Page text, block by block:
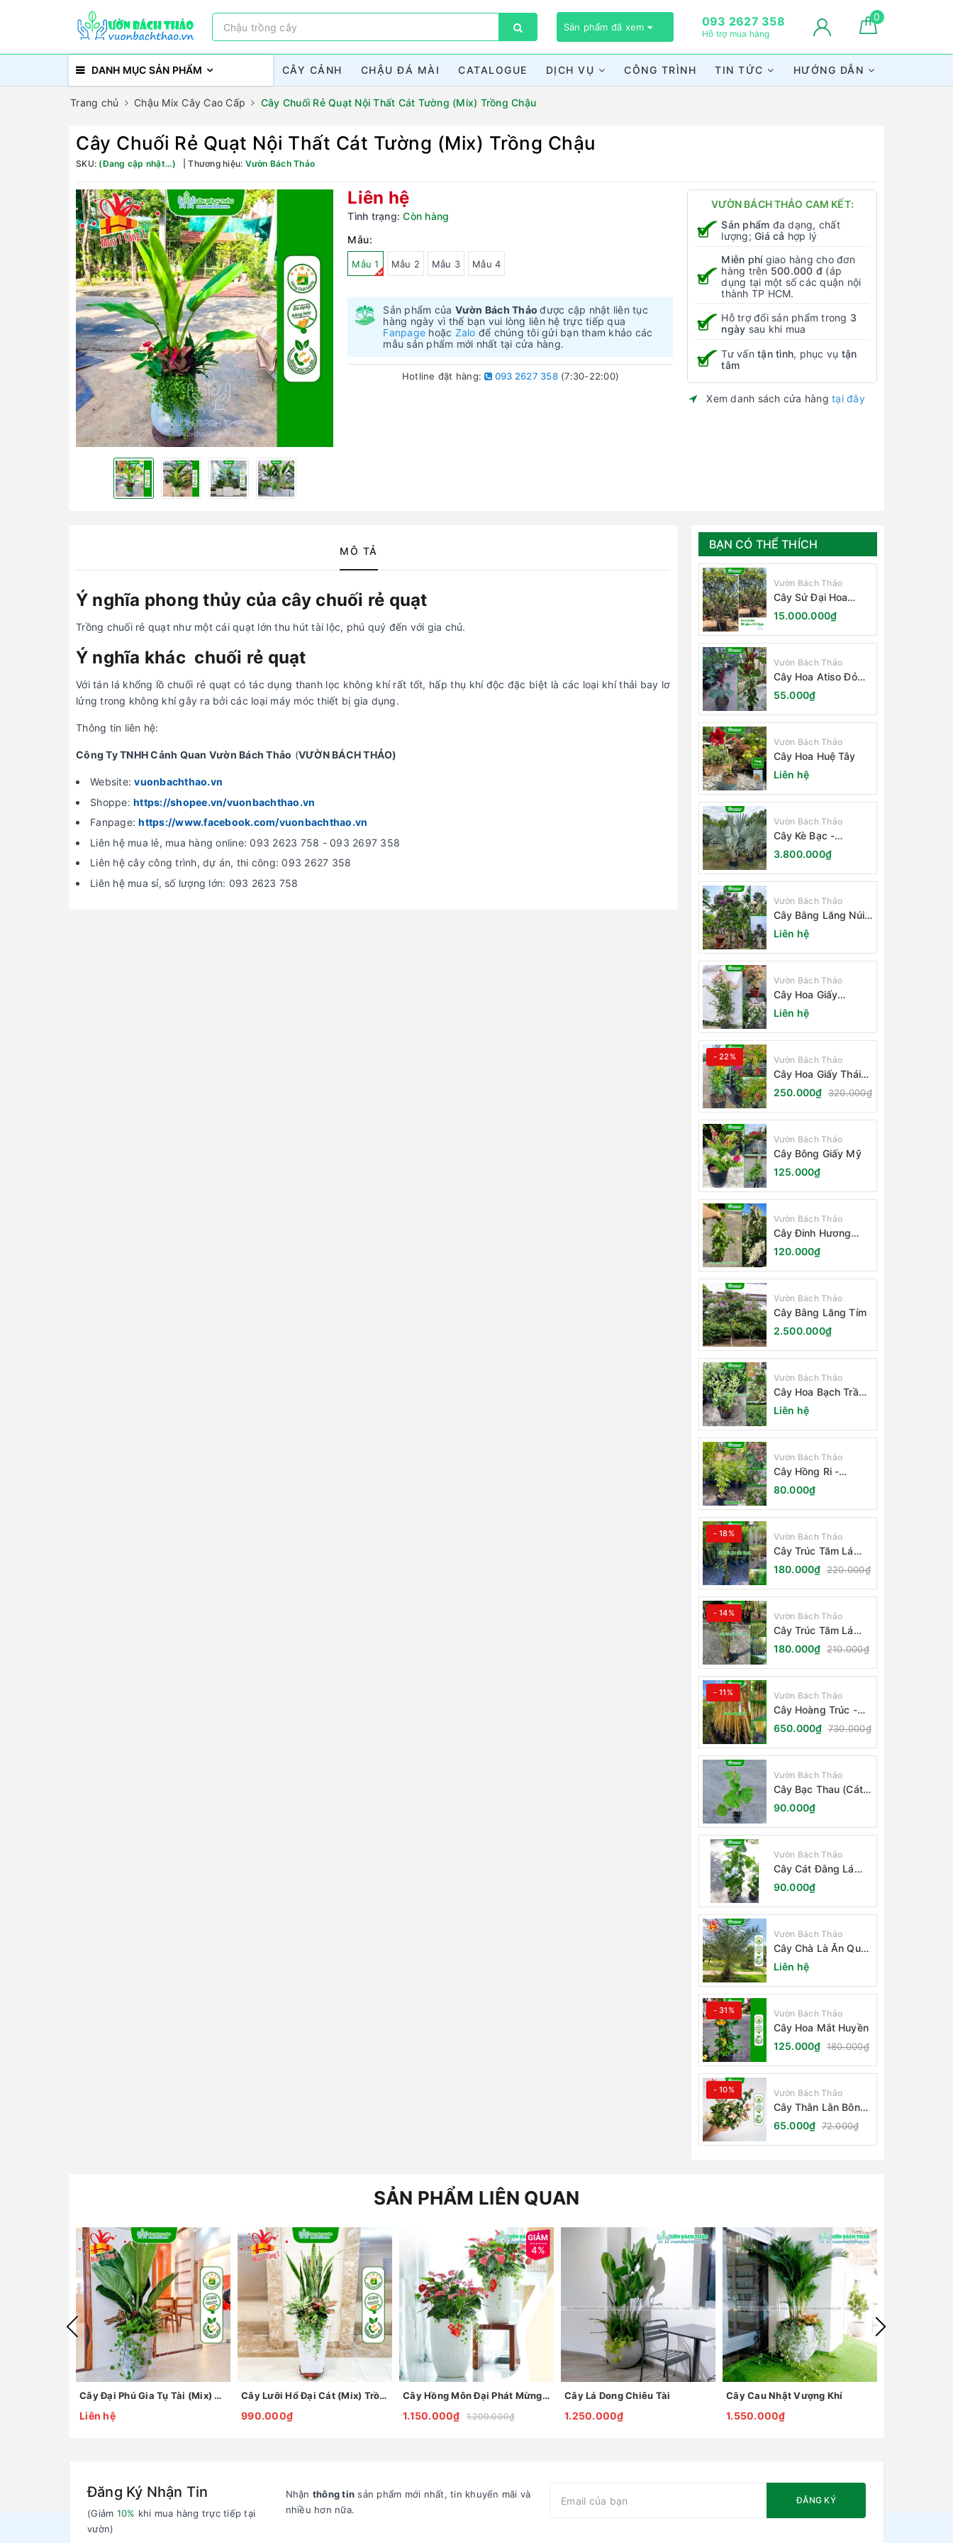
Sản phẩm đã xem 093 2627 358
Hỗ trợ mua hàng
0
DANH MỤC SẢN PHẨM CÂY CẢNH CHẬU ĐÁ MÀI CATALOGUE DỊCH VỤ CÔNG TRÌNH TIN TỨC HƯỚNG DẪN
Trang chủ Chậu Mix Cây Cao Cấp Cây Chuối Rẻ Quạt Nội Thất Cát Tường (Mix) Trồng Chậu
Cây Chuối Rẻ Quạt Nội Thất Cát Tường (Mix) Trồng Chậu
SKU: (Đang cập nhật...) Thương hiệu: Vườn Bách Thảo
Liên hệ
Tình trạng: Còn hàng
Mẫu:
Mẫu 1 Mẫu 2 Mẫu 3 Mẫu 4
Sản phẩm của Vườn Bách Thảođược cập nhật liên tục
hàng ngày vì thế bạn vui lòng liên hệ trực tiếp qua
Fanpage hoặc Zalo để chúng tôi gửi bạn tham khảo các
mẫu sản phẩm mới nhất tại cửa hàng.
Hotline đặt hàng: 093 2627 358(7:30-22:00)
VƯỜN BÁCH THẢO CAM KẾT:
Sản phẩm đa dạng, chất
lượng;Giá cả hợp lý
Miễn phígiao hàng cho đơn
hàng trên 500.000 đ (áp
dụng tại một số các quận nội
thành TP HCM.
Hỗ trợ đổi sản phẩm trong 3
ngày sau khi mua
Tư vấntận tình, phục vụ tận
tâm
Xem danh sách cửa hàngtại đây
MÔ TẢ
Ý nghĩa phong thủy của cây chuối rẻ quạt
Trồng chuối rẻ quạt như một cái quạt lớn thu hút tài lộc, phú quý đến với gia chủ.
Ý nghĩa khác chuối rẻ quạt
Với tán lá khổng lồ chuối rẻ quạt có tác dụng thanh lọc không khí rất tốt, hấp thụ khí độc đặc biệt là các loại khí thải bay lơ
lửng trong không khí gây ra bởi các loại máy móc thiết bị gia dụng.
Thông tin liên hệ:
Công Ty TNHH Cảnh Quan Vườn Bách Thảo (VƯỜN BÁCH THẢO)
Website:vuonbachthao.vn
Shoppe: https://shopee.vn/vuonbachthao.vn
Fanpage:https://www.facebook.com/vuonbachthao.vn
Liên hệ mua lẻ, mua hàng online: 093 2623 758 - 093 2697 358
Liên hệ cây công trình, dự án, thi công: 093 2627 358
Liên hệ mua sỉ, số lượng lớn: 093 2623 758
BẠN CÓ THỂ THÍCH
Vườn Bách Thảo
Cây Sứ Đại Hoa
Trắng
15.000.000₫
Vườn Bách Thảo
Cây Hoa Atiso Đỏ
(Bụt Gấm Hibiscus)
55.000₫
Vườn Bách Thảo
Cây Hoa Huệ Tây
Liên hệ
Vườn Bách Thảo
Cây Kè Bạc -
Smarckia Nobilis
3.800.000₫
Vườn Bách Thảo
Cây Bằng Lăng Núi
(Cây Săng Lẻ)
Liên hệ
Vườn Bách Thảo
Cây Hoa Giấy
Sakura Nhật Bản
Liên hệ
- 22% Vườn Bách Thảo
Cây Hoa Giấy Thái
Lan
250.000₫ 320.000₫
Vườn Bách Thảo
Cây Bông Giấy Mỹ
125.000₫
Vườn Bách Thảo
Cây Đinh Hương
Nhật Bản
120.000₫
Vườn Bách Thảo
Cây Bằng Lăng Tím
2.500.000₫
Vườn Bách Thảo
Cây Hoa Bạch Trầm
Hương
Liên hệ
Vườn Bách Thảo
Cây Hồng Ri -
Cleome Spinosa
80.000₫
- 18% Vườn Bách Thảo
Cây Trúc Tăm Lá
Cẩm Thạch
180.000₫ 220.000₫
- 14% Vườn Bách Thảo
Cây Trúc Tăm Lá
Xanh - Bambusa
Multiplex Fernleaf
180.000₫ 210.000₫
- 11% Vườn Bách Thảo
Cây Hoàng Trúc -
Schizostachyum
Brachycladum Yello
650.000₫ 730.000₫
Vườn Bách Thảo
Cây Bạc Thau (Cát
Đằng Lá Lớn)
90.000₫
Vườn Bách Thảo
Cây Cát Đằng Lá
Nhỏ
90.000₫
Vườn Bách Thảo
Cây Chà Là Ăn Quả
Barhee Trồng Sân
Vườn
Liên hệ
- 31% Vườn Bách Thảo
Cây Hoa Mắt Huyền
125.000₫ 180.000₫
- 10% Vườn Bách Thảo
Cây Thằn Lằn Bông
(Vảy Ốc Cẩm Thạch)
65.000₫ 72.000₫
SẢN PHẨM LIÊN QUAN
Cây Đại Phú Gia Tụ Tài (Mix) Trồng Chậu
Liên hệ
Cây Lưỡi Hổ Đại Cát (Mix) Trồng Chậu
990.000₫
4%
Cây Hồng Môn Đại Phát Mừng Khai Trương
1.150.000₫ 1.200.000₫
Cây Lá Dong Chiêu Tài
1.250.000₫
Cây Cau Nhật Vượng Khí
1.550.000₫
Đăng Ký Nhận Tin
(Giảm 10% khi mua hàng trực tiếp tại
vườn)
Nhận thông tin sản phẩm mới nhất, tin khuyến mãi và
nhiều hơn nữa.
ĐĂNG KÝ